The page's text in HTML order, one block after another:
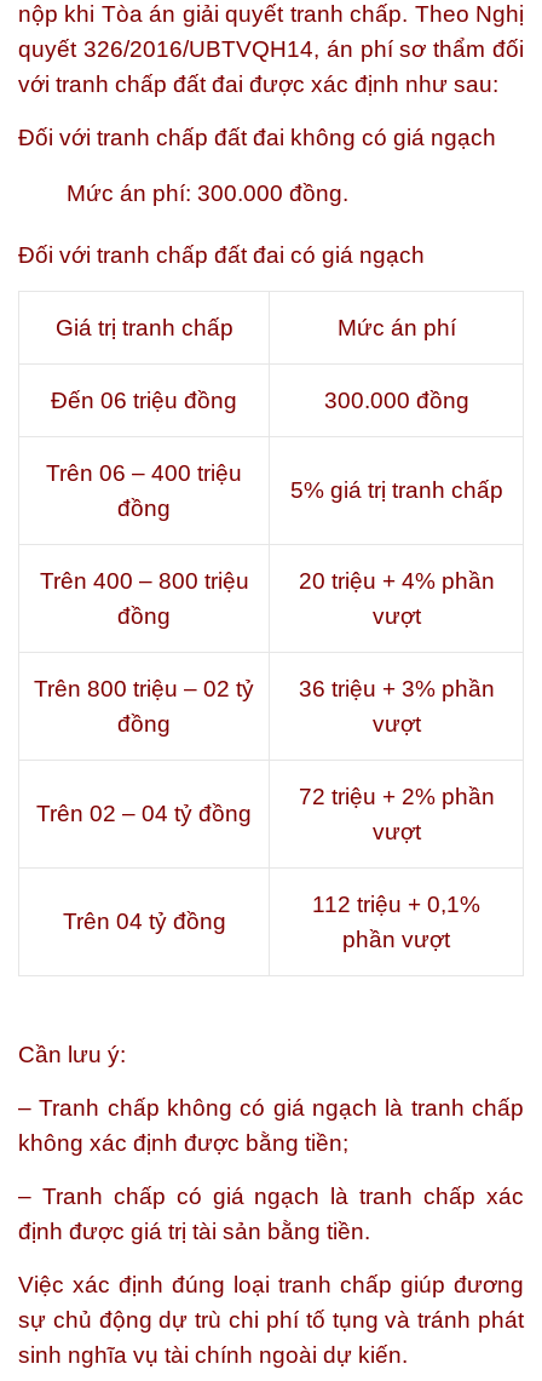
nộp khi Tòa án giải quyết tranh chấp. Theo Nghị
quyết 326/2016/UBTVQH14, án phí sơ thẩm đối
với tranh chấp đất đai được xác định như sau:
Đối với tranh chấp đất đai không có giá ngạch
Mức án phí: 300.000 đồng.
Đối với tranh chấp đất đai có giá ngạch
Giá trị tranh chấp Mức án phí
Đến 06 triệu đồng 300.000 đồng
Trên 06 – 400 triệu
đồng
5% giá trị tranh chấp
Trên 400 – 800 triệu
đồng
20 triệu + 4% phần
vượt
Trên 800 triệu – 02 tỷ
đồng
36 triệu + 3% phần
vượt
Trên 02 – 04 tỷ đồng
72 triệu + 2% phần
vượt
Trên 04 tỷ đồng
112 triệu + 0,1%
phần vượt
Cần lưu ý:
– Tranh chấp không có giá ngạch là tranh chấp
không xác định được bằng tiền;
– Tranh chấp có giá ngạch là tranh chấp xác
định được giá trị tài sản bằng tiền.
Việc xác định đúng loại tranh chấp giúp đương
sự chủ động dự trù chi phí tố tụng và tránh phát
sinh nghĩa vụ tài chính ngoài dự kiến.